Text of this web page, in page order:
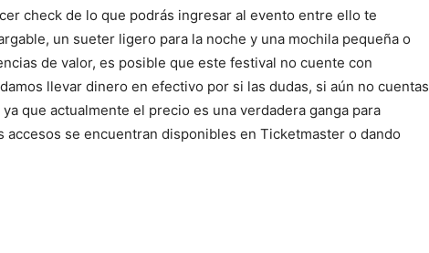
check de lo que podrás ingresar al evento entre ello te
un sueter ligero para la noche y una mochila pequeña o
de valor, es posible que este festival no cuente con
llevar dinero en efectivo por si las dudas, si aún no cuentas
que actualmente el precio es una verdadera ganga para
accesos se encuentran disponibles en Ticketmaster o dando